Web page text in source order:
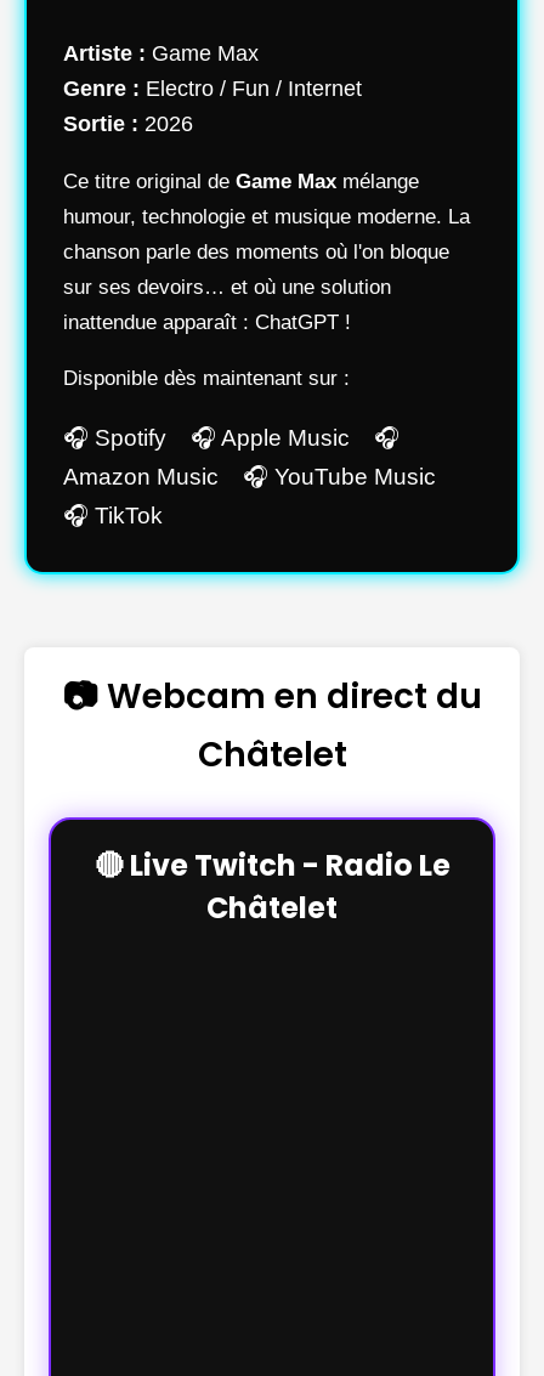
Artiste : Game Max
Genre : Electro / Fun / Internet
Sortie : 2026
Ce titre original de Game Max mélange
humour, technologie et musique moderne. La
chanson parle des moments où l'on bloque
sur ses devoirs… et où une solution
inattendue apparaît : ChatGPT !
Disponible dès maintenant sur :
🎧 Spotify 🎧 Apple Music 🎧
Amazon Music 🎧 YouTube Music
🎧 TikTok
📷 Webcam en direct du
Châtelet
🔴 Live Twitch - Radio Le
Châtelet